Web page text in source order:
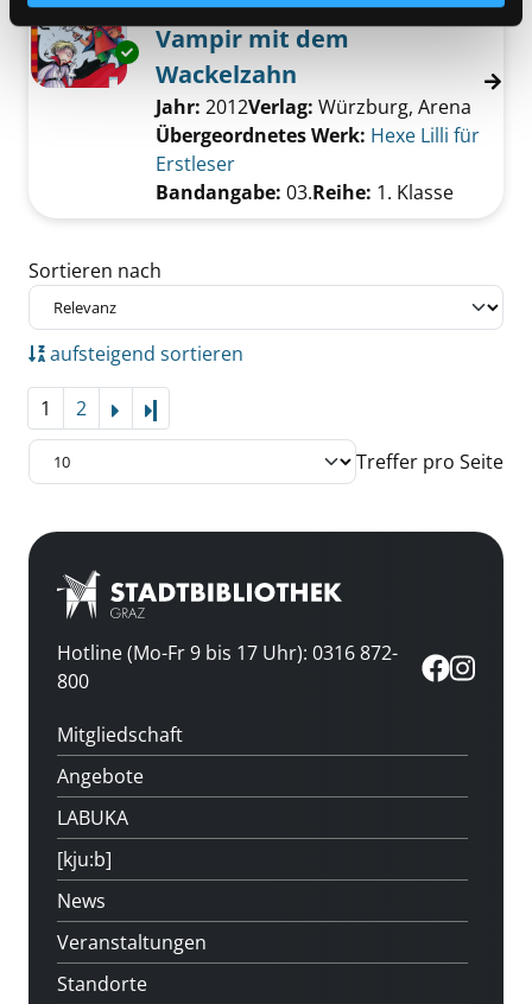
Exemplar-Details von 03.; Hexe Lilli und der
Vampir mit dem
Wackelzahn
Suche nach diesem Verfasser
Jahr: 2012Verlag: Würzburg, Arena
Übergeordnetes Werk: Hexe Lilli für
Erstleser
Bandangabe: 03.Reihe: 1. Klasse
Zu den Suchfiltern springen
Sortieren nach
aufsteigend sortieren
1 2
Treffer pro Seite
Hotline (Mo-Fr 9 bis 17 Uhr): 0316 872-
800
Mitgliedschaft
Angebote
LABUKA
[kju:b]
News
Veranstaltungen
Standorte